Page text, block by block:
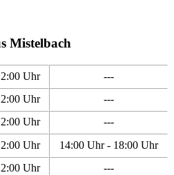
Mistelbach
Uhr
---
Uhr
---
Uhr
---
Uhr
14:00 Uhr - 18:00 Uhr
Uhr
---